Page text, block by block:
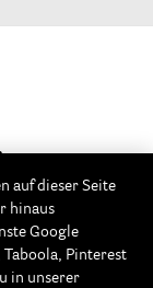
sichern!*
auf dieser Seite
hinaus
Google
Taboola, Pinterest
in unserer